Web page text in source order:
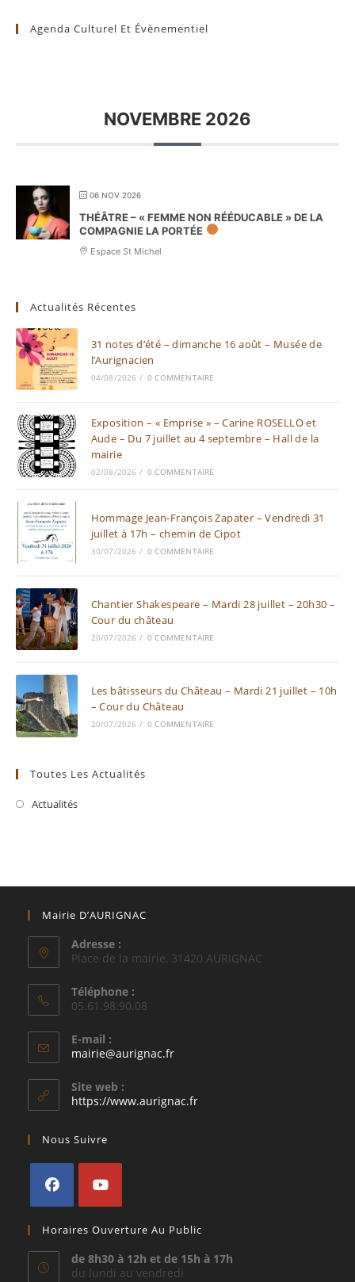
Agenda Culturel Et Évènementiel
NOVEMBRE 2026
06 NOV 2026
THÉÂTRE – « FEMME NON RÉÉDUCABLE » DE LA
COMPAGNIE LA PORTÉE
Espace St Michel
Actualités Récentes
31 notes d’été – dimanche 16 août – Musée de
l’Aurignacien
04/08/2026 / 0 COMMENTAIRE
Exposition – « Emprise » – Carine ROSELLO et
Aude – Du 7 juillet au 4 septembre – Hall de la
mairie
02/08/2026 / 0 COMMENTAIRE
Hommage Jean-François Zapater – Vendredi 31
juillet à 17h – chemin de Cipot
30/07/2026 / 0 COMMENTAIRE
Chantier Shakespeare – Mardi 28 juillet – 20h30 –
Cour du château
20/07/2026 / 0 COMMENTAIRE
Les bâtisseurs du Château – Mardi 21 juillet – 10h
– Cour du Château
20/07/2026 / 0 COMMENTAIRE
Toutes Les Actualités
Actualités
Mairie D’AURIGNAC
Adresse :
Place de la mairie, 31420 AURIGNAC
Téléphone :
05.61.98.90.08
E-mail :
mairie@aurignac.frS’ouvre
application
Site web :
https://www.aurignac.fr
Nous Suivre
dans
un
nouvel
dans
un
nouvel
Horaires Ouverture Au Public
de 8h30 à 12h et de 15h à 17h
du lundi au vendredi